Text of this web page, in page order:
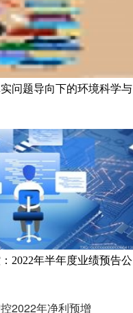
问题导向下的环境科学与
2022年半年度业绩预告公